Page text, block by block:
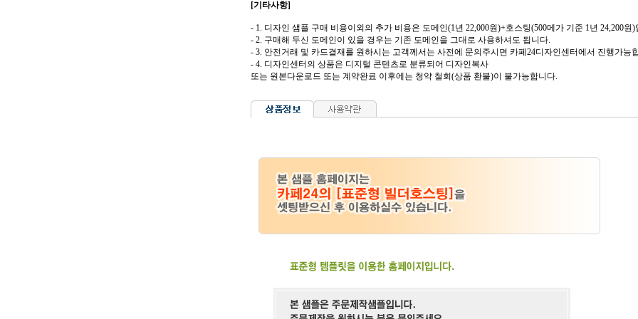
[기타사항]
- 1. 디자인 샘플 구매 비용이외의 추가 비용은 도메인(1년 22,000원)+호스팅(500메가 기준 1년 24,200원)
- 2. 구매해 두신 도메인이 있을 경우는 기존 도메인을 그대로 사용하셔도 됩니다.
- 3. 안전거래 및 카드결재를 원하시는 고객께서는 사전에 문의주시면 카페24디자인센터에서 진행가능
- 4. 디자인센터의 상품은 디지털 콘텐츠로 분류되어 디자인복사
또는 원본다운로드 또는 계약완료 이후에는 청약 철회(상품 환불)이 불가능합니다.